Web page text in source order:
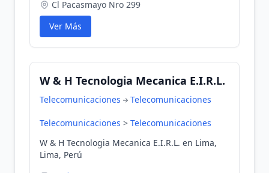
Cl Pacasmayo Nro 299
Ver Más
W & H Tecnologia Mecanica E.I.R.L.
Telecomunicaciones Telecomunicaciones
Telecomunicaciones > Telecomunicaciones
W & H Tecnologia Mecanica E.I.R.L. en Lima,
Lima, Perú